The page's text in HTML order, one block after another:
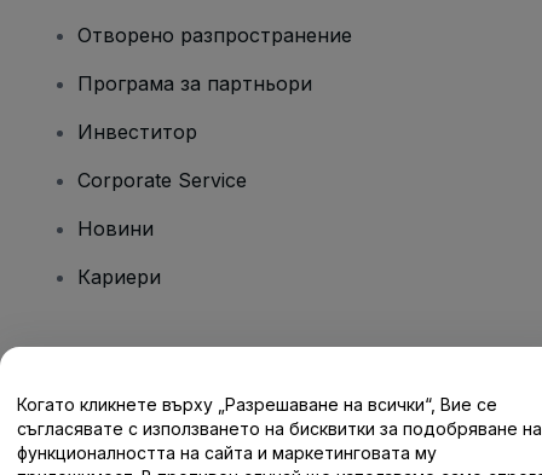
Отворено разпространение
Програма за партньори
Инвеститор
Corporate Service
Новини
Кариери
Помощен център / Свържете се с нас
Когато кликнете върху „Разрешаване на всички“, Вие се
съгласявате с използването на бисквитки за подобряване на
функционалността на сайта и маркетинговата му